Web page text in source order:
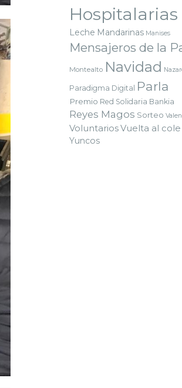
Hospitalarias
Leche Mandarinas Manises
Mensajeros de la
Montealto Navidad
Paradigma Digital Parla
Premio Red Solidaria Bankia
Reyes Magos Sorteo
VoluntariosVuelta al cole
Yuncos